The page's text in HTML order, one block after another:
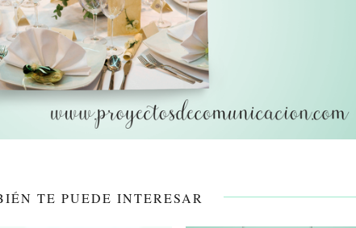
TE PUEDE INTERESAR